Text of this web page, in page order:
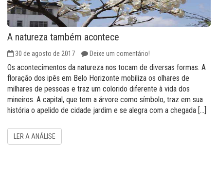
A natureza também acontece
30 de agosto de 2017 Deixe um comentário!
Os acontecimentos da natureza nos tocam de diversas formas. A
floração dos ipês em Belo Horizonte mobiliza os olhares de
milhares de pessoas e traz um colorido diferente à vida dos
mineiros. A capital, que tem a árvore como símbolo, traz em sua
história o apelido de cidade jardim e se alegra com a chegada […]
LER A ANÁLISE